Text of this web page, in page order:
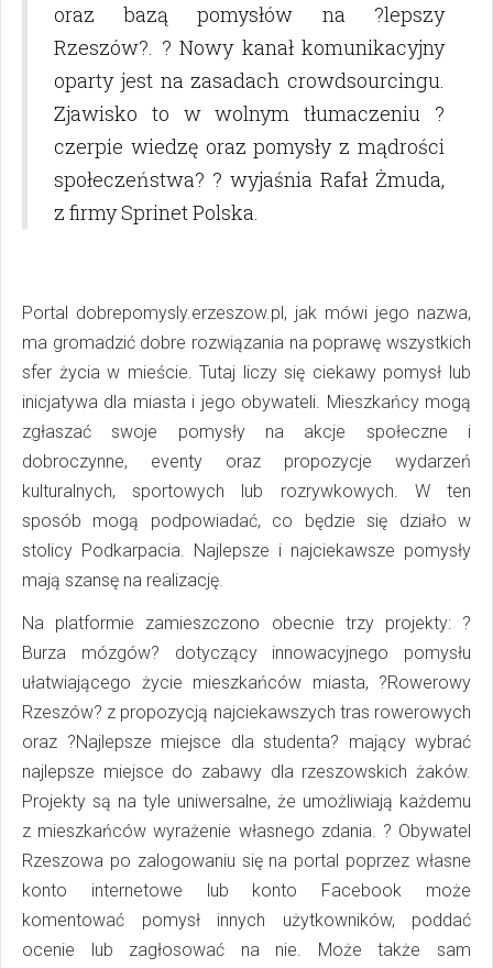
oraz bazą pomysłów na ?lepszy
Rzeszów?. ? Nowy kanał komunikacyjny
oparty jest na zasadach crowdsourcingu.
Zjawisko to w wolnym tłumaczeniu ?
czerpie wiedzę oraz pomysły z mądrości
społeczeństwa? ? wyjaśnia Rafał Żmuda,
z firmy Sprinet Polska.
Portal dobrepomysly.erzeszow.pl, jak mówi jego nazwa,
ma gromadzić dobre rozwiązania na poprawę wszystkich
sfer życia w mieście. Tutaj liczy się ciekawy pomysł lub
inicjatywa dla miasta i jego obywateli. Mieszkańcy mogą
zgłaszać swoje pomysły na akcje społeczne i
dobroczynne, eventy oraz propozycje wydarzeń
kulturalnych, sportowych lub rozrywkowych. W ten
sposób mogą podpowiadać, co będzie się działo w
stolicy Podkarpacia. Najlepsze i najciekawsze pomysły
mają szansę na realizację.
Na platformie zamieszczono obecnie trzy projekty: ?
Burza mózgów? dotyczący innowacyjnego pomysłu
ułatwiającego życie mieszkańców miasta, ?Rowerowy
Rzeszów? z propozycją najciekawszych tras rowerowych
oraz ?Najlepsze miejsce dla studenta? mający wybrać
najlepsze miejsce do zabawy dla rzeszowskich żaków.
Projekty są na tyle uniwersalne, że umożliwiają każdemu
z mieszkańców wyrażenie własnego zdania. ? Obywatel
Rzeszowa po zalogowaniu się na portal poprzez własne
konto internetowe lub konto Facebook może
komentować pomysł innych użytkowników, poddać
ocenie lub zagłosować na nie. Może także sam